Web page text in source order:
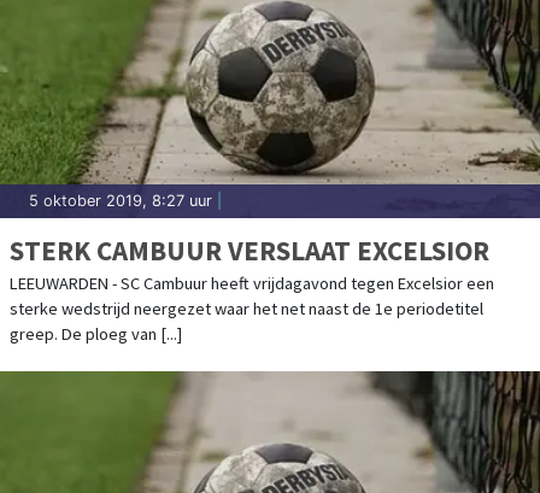
5 oktober 2019, 8:27 uur
STERK CAMBUUR VERSLAAT EXCELSIOR
LEEUWARDEN - SC Cambuur heeft vrijdagavond tegen Excelsior een
sterke wedstrijd neergezet waar het net naast de 1e periodetitel
greep. De ploeg van [...]